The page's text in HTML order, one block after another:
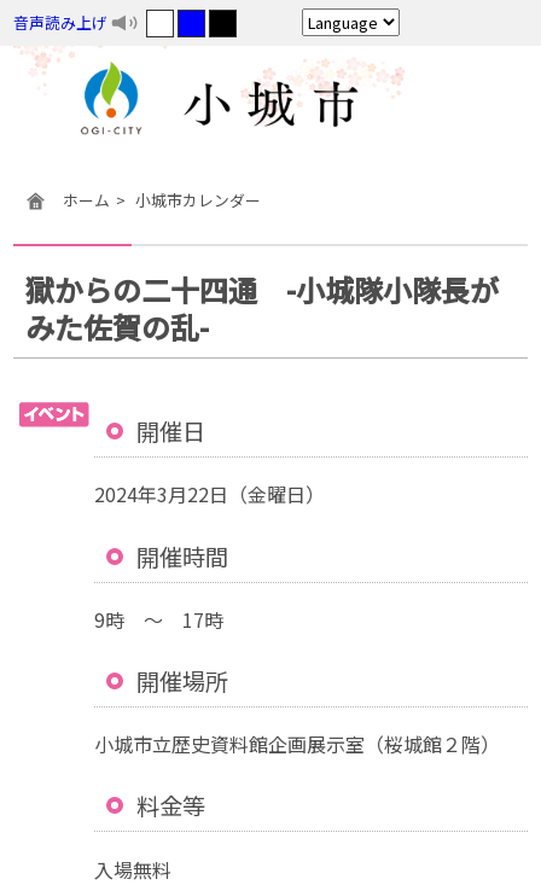
音声読み上げ
ホーム 小城市カレンダー
獄からの二十四通 -小城隊小隊長が
みた佐賀の乱-
開催日
2024年3月22日（金曜日）
開催時間
9時 ～ 17時
開催場所
小城市立歴史資料館企画展示室（桜城館２階）
料金等
入場無料